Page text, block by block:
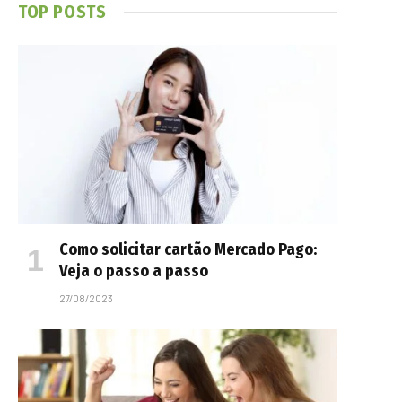
TOP POSTS
Como solicitar cartão Mercado Pago:
Veja o passo a passo
27/08/2023